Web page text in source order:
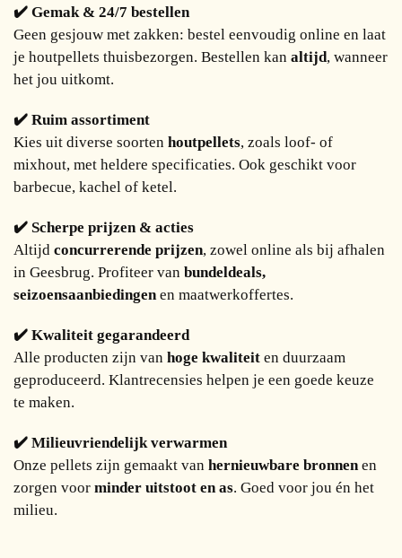
✔️ Gemak & 24/7 bestellen
Geen gesjouw met zakken: bestel eenvoudig online en laat
je houtpellets thuisbezorgen. Bestellen kan altijd, wanneer
het jou uitkomt.
✔️ Ruim assortiment
Kies uit diverse soorten houtpellets, zoals loof- of
mixhout, met heldere specificaties. Ook geschikt voor
barbecue, kachel of ketel.
✔️ Scherpe prijzen & acties
Altijd concurrerende prijzen, zowel online als bij afhalen
in Geesbrug. Profiteer van bundeldeals,
seizoensaanbiedingenen maatwerkoffertes.
✔️ Kwaliteit gegarandeerd
Alle producten zijn van hoge kwaliteit en duurzaam
geproduceerd. Klantrecensies helpen je een goede keuze
te maken.
✔️ Milieuvriendelijk verwarmen
Onze pellets zijn gemaakt van hernieuwbare bronnenen
zorgen voor minder uitstoot en as. Goed voor jou én het
milieu.